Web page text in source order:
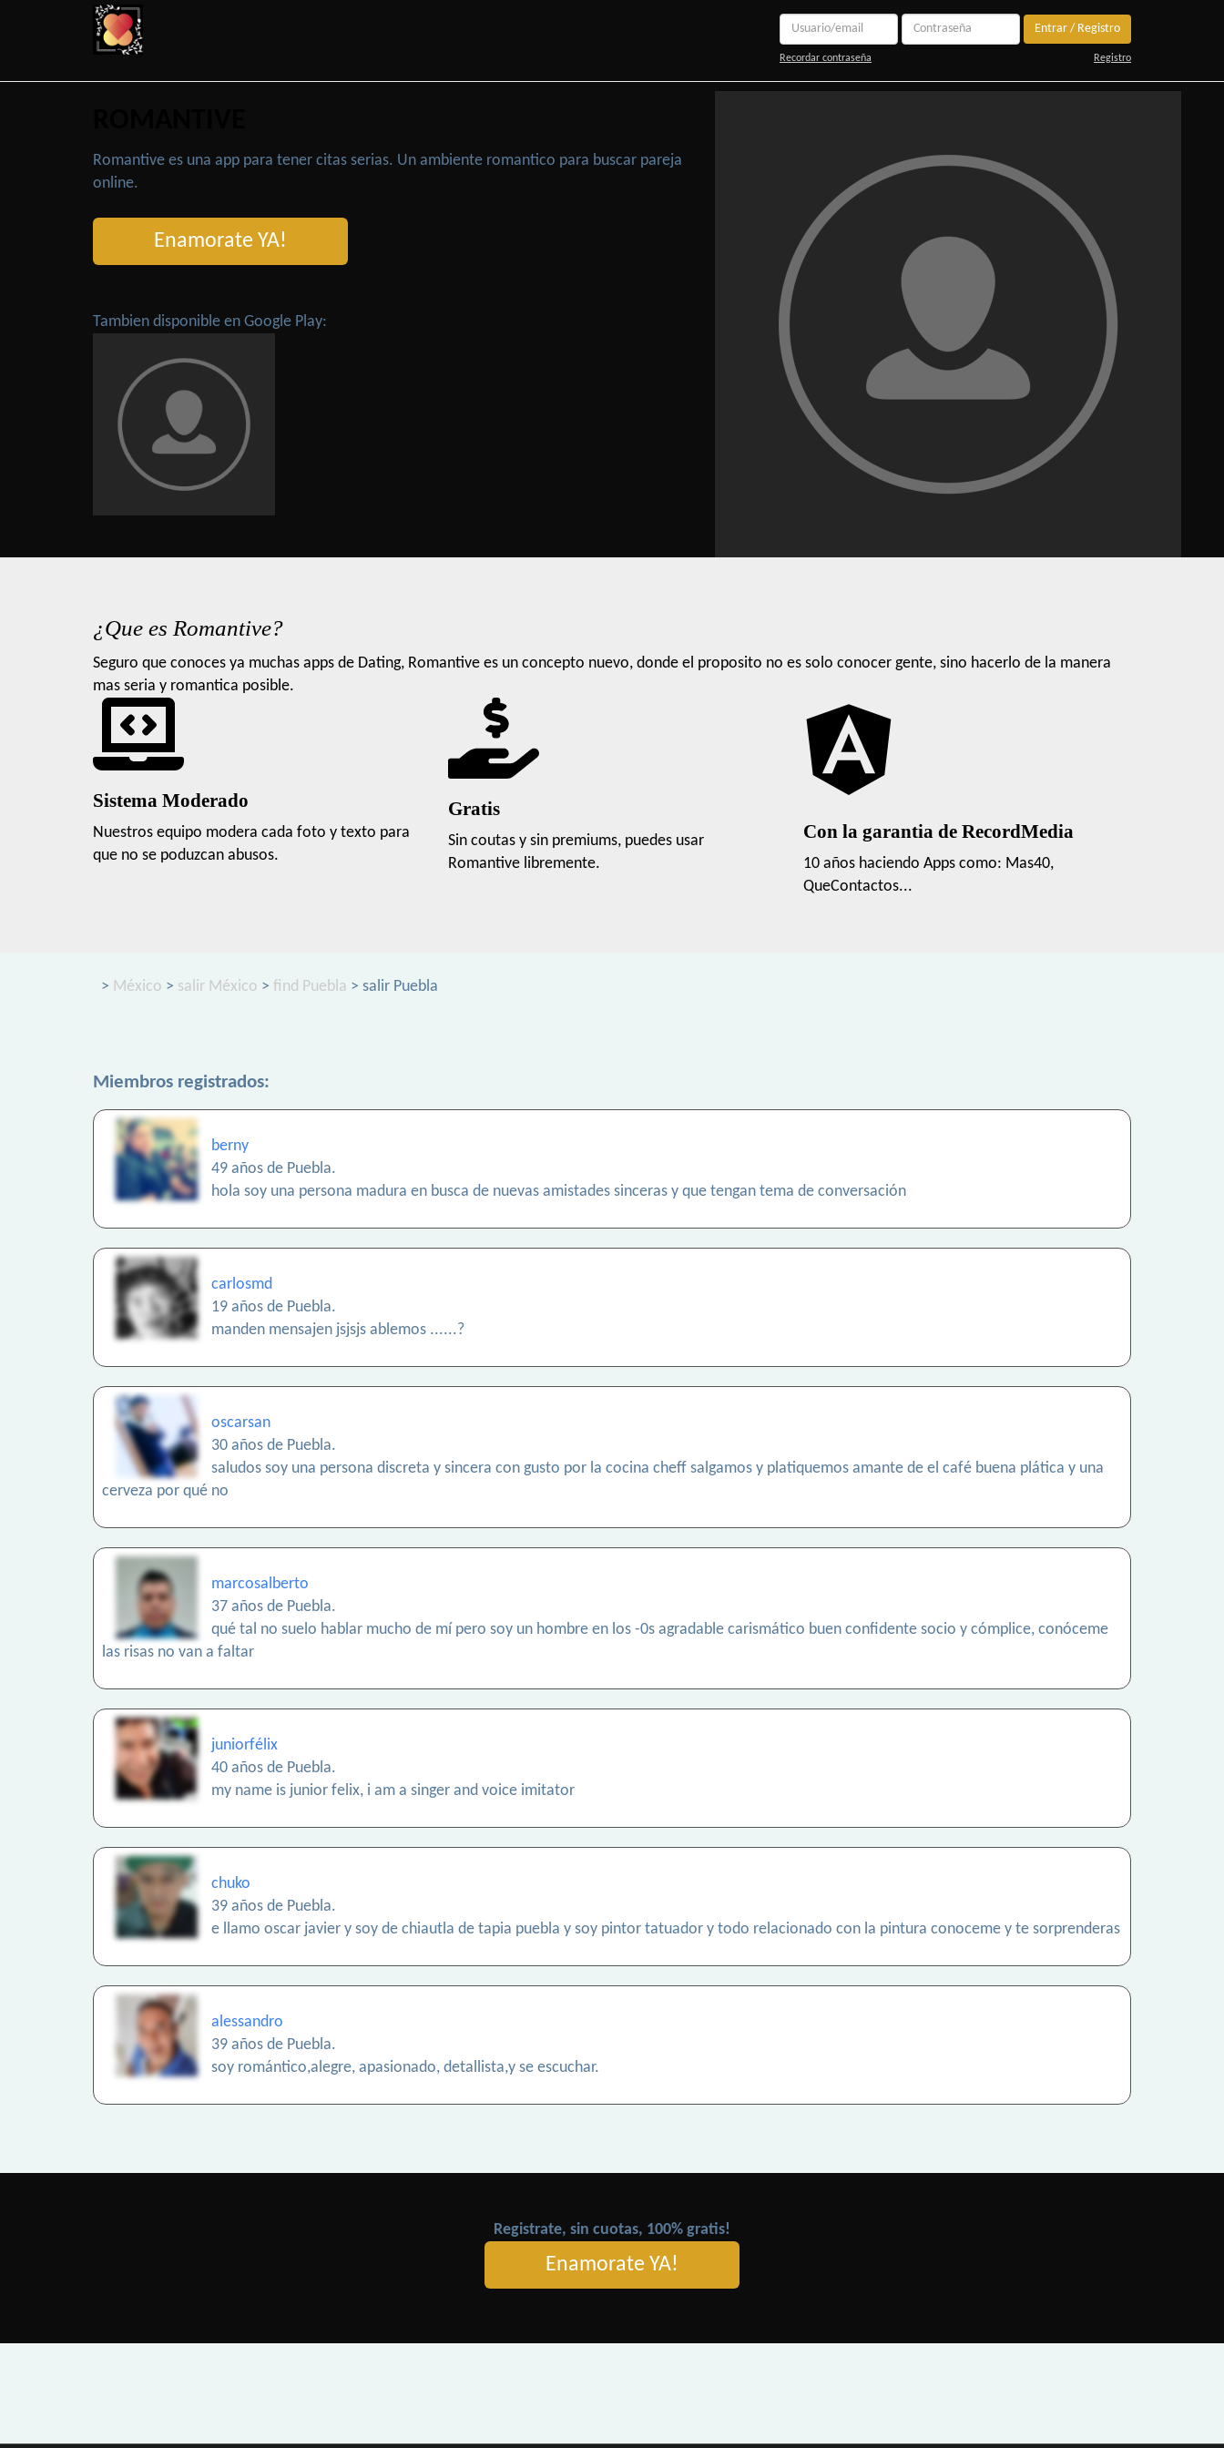
Entrar / Registro
Recordar contraseña Registro
Romantive es una app para tener citas serias. Un ambiente romantico para buscar pareja
online.
Enamorate YA!
Tambien disponible en Google Play:
¿Que es Romantive?
Seguro que conoces ya muchas apps de Dating, Romantive es un concepto nuevo, donde el proposito no es solo conocer gente, sino hacerlo de la manera
mas seria y romantica posible.
Sistema Moderado
Nuestros equipo modera cada foto y texto para
que no se poduzcan abusos.
Gratis
Sin coutas y sin premiums, puedes usar
Romantive libremente.
Con la garantia de RecordMedia
10 años haciendo Apps como: Mas40,
QueContactos...
> México > salir México > find Puebla > salir Puebla
Miembros registrados:
berny
49 años de Puebla.
hola soy una persona madura en busca de nuevas amistades sinceras y que tengan tema de conversación
carlosmd
19 años de Puebla.
manden mensajen jsjsjs ablemos ......?
oscarsan
30 años de Puebla.
saludos soy una persona discreta y sincera con gusto por la cocina cheff salgamos y platiquemos amante de el café buena plática y una
cerveza por qué no
marcosalberto
37 años de Puebla.
qué tal no suelo hablar mucho de mí pero soy un hombre en los -0s agradable carismático buen confidente socio y cómplice, conóceme
las risas no van a faltar
juniorfélix
40 años de Puebla.
my name is junior felix, i am a singer and voice imitator
chuko
39 años de Puebla.
e llamo oscar javier y soy de chiautla de tapia puebla y soy pintor tatuador y todo relacionado con la pintura conoceme y te sorprenderas
alessandro
39 años de Puebla.
soy romántico,alegre, apasionado, detallista,y se escuchar.
Registrate, sin cuotas, 100% gratis!
Enamorate YA!